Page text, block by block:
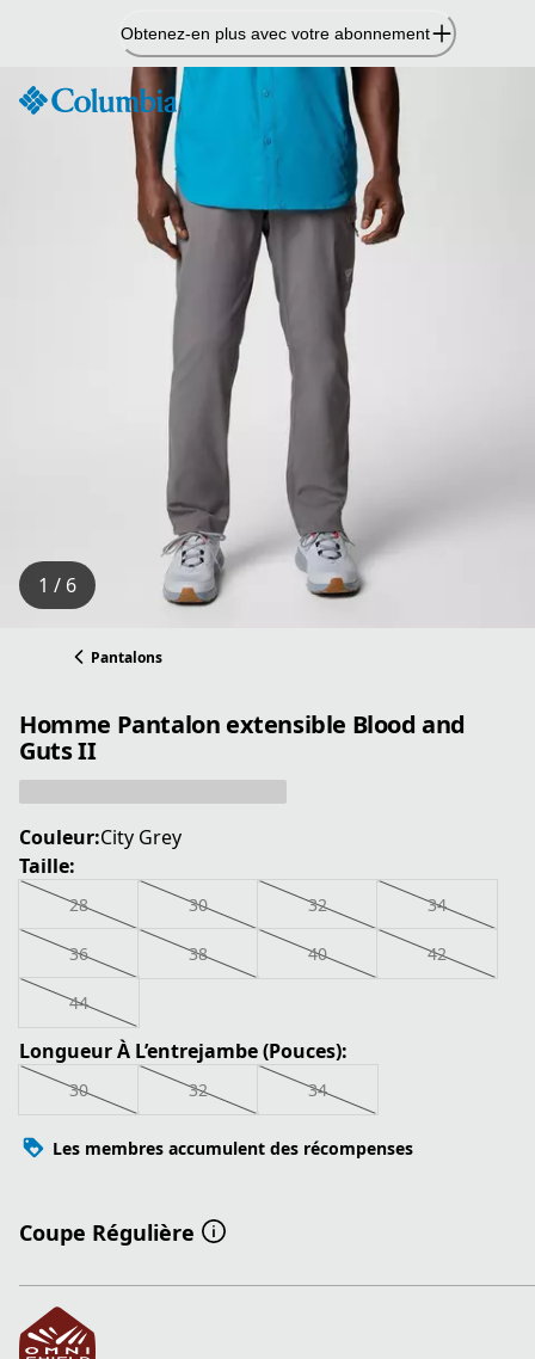
Obtenez-en plus avec votre abonnement
1 / 6
Pantalons
Homme Pantalon extensible Blood and
Guts II
Couleur:City Grey
Taille:
28 30 32 34
36 38 40 42
44
Longueur À L’entrejambe (Pouces):
30 32 34
Les membres accumulent des récompenses
Coupe Régulière